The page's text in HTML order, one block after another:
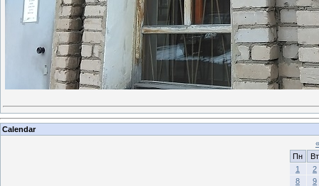
Calendar
«
Пн
Вт
1
2
8
9